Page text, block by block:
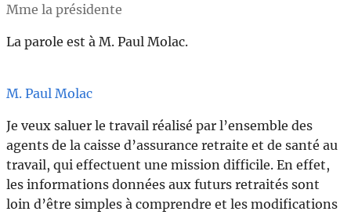
Mme la présidente
La parole est à M. Paul Molac.
M. Paul Molac
Je veux saluer le travail réalisé par l’ensemble des
agents de la caisse d’assurance retraite et de santé au
travail, qui effectuent une mission difficile. En effet,
les informations données aux futurs retraités sont
loin d’être simples à comprendre et les modifications